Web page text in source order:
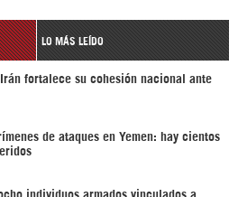
LO MÁS LEÍDO
Irán fortalece su cohesión nacional ante
de ataques en Yemen: hay cientos
individuos armados vinculados a